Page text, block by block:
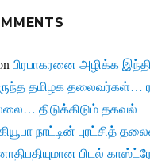
பிரபாகரனை அழிக்க
தமிழக தலைவர்கள்…
திடுக்கிடும் தகவல்
நாட்டின் புரட்சித்
பிடல்